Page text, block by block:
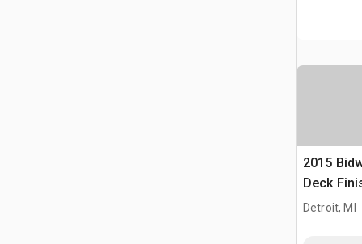
2015
Deck
Detroit, MI